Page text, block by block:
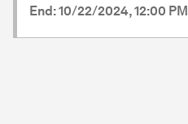
End: 10/22/2024, 12:00 PM